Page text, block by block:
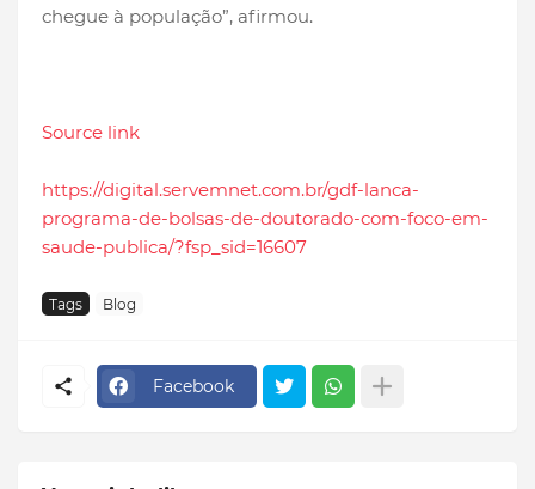
chegue à população”, afirmou.
Source link
https://digital.servemnet.com.br/gdf-lanca-
programa-de-bolsas-de-doutorado-com-foco-em-
saude-publica/?fsp_sid=16607
Tags Blog
Facebook